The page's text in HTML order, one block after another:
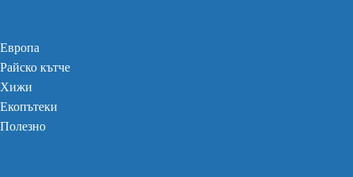
Европа
Райско кътче
Хижи
Екопътеки
Полезно